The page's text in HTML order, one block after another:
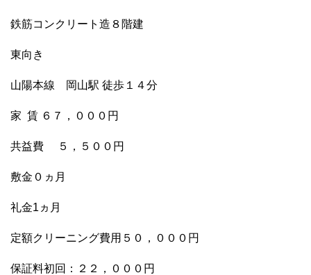
鉄筋コンクリート造８階建
東向き
山陽本線 岡山駅 徒歩１４分
家 賃 ６７，０００円
共益費 ５，５００円
敷金０ヵ月
礼金1ヵ月
定額クリーニング費用５０，０００円
保証料初回：２２，０００円